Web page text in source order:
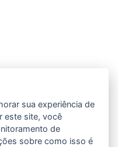
sua experiência de
este site, você
de
sobre como isso é